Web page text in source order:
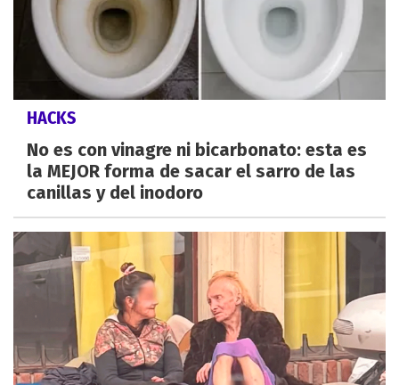
HACKS
No es con vinagre ni bicarbonato: esta es
la MEJOR forma de sacar el sarro de las
canillas y del inodoro